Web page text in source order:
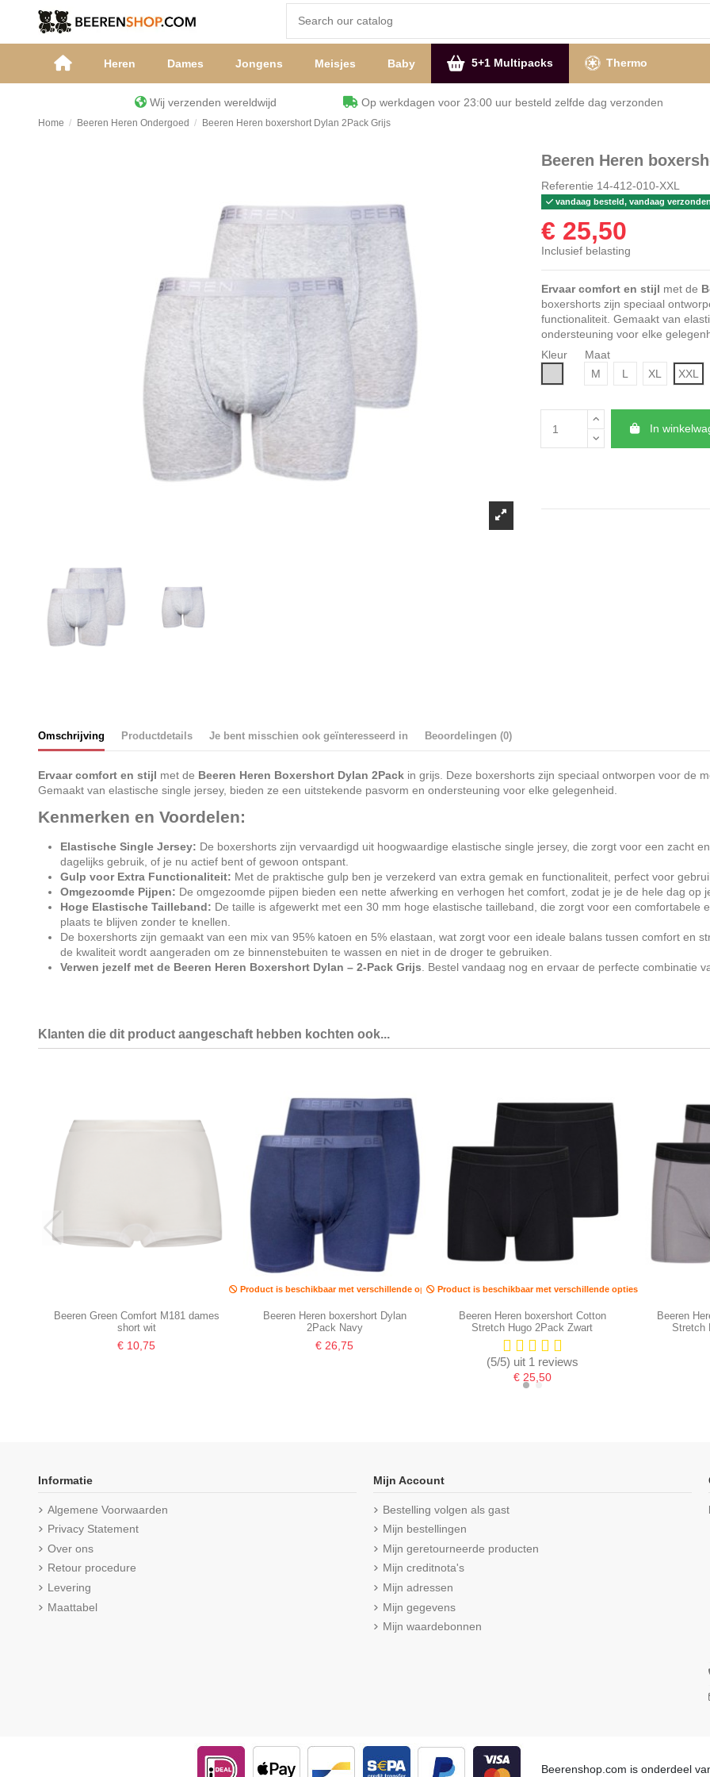
Heren Dames Jongens Meisjes Baby 5+1 Multipacks Thermo
Wij verzenden wereldwijd Op werkdagen voor 23:00 uur besteld zelfde dag
Home Beeren Heren Ondergoed Beeren Heren boxershort Dylan 2Pack Grijs
Beeren Heren
Referentie 14-412-010-XXL
vandaag besteld, vandaag
€ 25,50
Inclusief belasting
Ervaar comfort en stijl met de
boxershorts zijn speciaal
functionaliteit. Gemaakt van
ondersteuning voor elke
Kleur
Maat
M
L XL XXL
In
Omschrijving Productdetails Je bent misschien ook geïnteresseerd in Beoordelingen (0)
Ervaar comfort en stijl met de Beeren Heren Boxershort Dylan 2Packin grijs. Deze boxershorts zijn speciaal ontworpen voor de
Gemaakt van elastische single jersey, bieden ze een uitstekende pasvorm en ondersteuning voor elke gelegenheid.
Kenmerken en Voordelen:
Elastische Single Jersey: De boxershorts zijn vervaardigd uit hoogwaardige elastische single jersey, die zorgt voor een zacht
dagelijks gebruik, of je nu actief bent of gewoon ontspant.
Gulp voor Extra Functionaliteit: Met de praktische gulp ben je verzekerd van extra gemak en functionaliteit, perfect voor
Omgezoomde Pijpen: De omgezoomde pijpen bieden een nette afwerking en verhogen het comfort, zodat je je de hele dag op
Hoge Elastische Tailleband: De taille is afgewerkt met een 30 mm hoge elastische tailleband, die zorgt voor een comfortabele
plaats te blijven zonder te knellen.
De boxershorts zijn gemaakt van een mix van 95% katoen en 5% elastaan, wat zorgt voor een ideale balans tussen comfort en
de kwaliteit wordt aangeraden om ze binnenstebuiten te wassen en niet in de droger te gebruiken.
Verwen jezelf met de Beeren Heren Boxershort Dylan – 2-Pack Grijs. Bestel vandaag nog en ervaar de perfecte combinatie
Klanten die dit product aangeschaft hebben kochten ook...
Beeren Green Comfort M181 dames
short wit
€ 10,75
Product is beschikbaar met verschillende opties
Beeren Heren boxershort Dylan
2Pack Navy
€ 26,75
Product is beschikbaar met verschillende opties
Beeren Heren boxershort Cotton
Stretch Hugo 2Pack Zwart
(5/5) uit 1 reviews
€ 25,50
Beeren
Stretch
(5/
Informatie
Algemene Voorwaarden
Privacy Statement
Over ons
Retour procedure
Levering
Maattabel
Mijn Account
Bestelling volgen als gast
Mijn bestellingen
Mijn geretourneerde producten
Mijn creditnota's
Mijn adressen
Mijn gegevens
Mijn waardebonnen
Beerenshop.com is onderdeel